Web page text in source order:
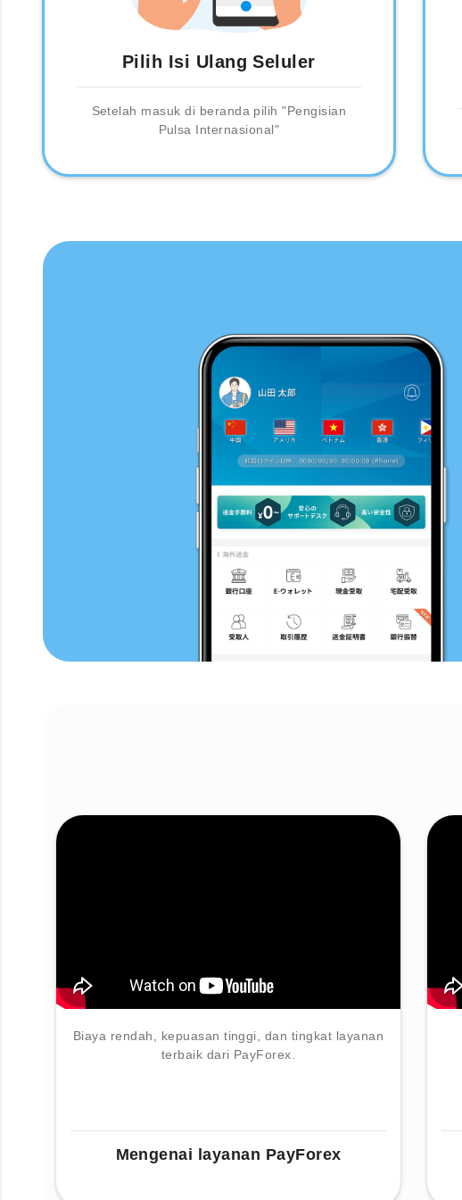
Pilih Isi Ulang Seluler
Setelah masuk di beranda pilih "Pengisian
Pulsa Internasional"
Biaya rendah, kepuasan tinggi, dan tingkat layanan
terbaik dari PayForex.
Mengenai layanan PayForex